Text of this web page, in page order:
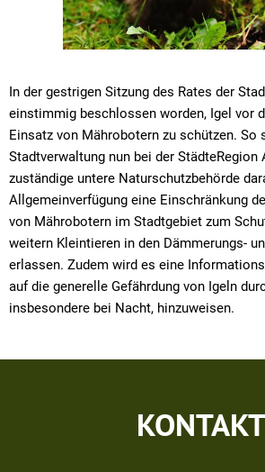
In der gestrigen Sitzung des Rates der
einstimmig beschlossen worden, Igel vor
Einsatz von Mährobotern zu schützen. So
Stadtverwaltung nun bei der StädteRegion
zuständige untere Naturschutzbehörde
Allgemeinverfügung eine Einschränkung
von Mährobotern im Stadtgebiet zum
weitern Kleintieren in den Dämmerungs-
erlassen. Zudem wird es eine
auf die generelle Gefährdung von Igeln
insbesondere bei Nacht, hinzuweisen.
KONTAKT